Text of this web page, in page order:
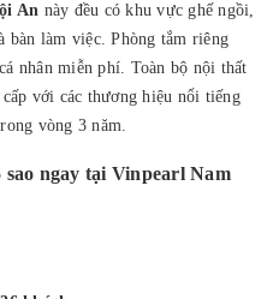
An này đều có khu vực ghế ngồi,
bàn làm việc. Phòng tắm riêng
nhân miễn phí. Toàn bộ nội thất
với các thương hiệu nổi tiếng
vòng 3 năm.
ngay tại Vinpearl Nam